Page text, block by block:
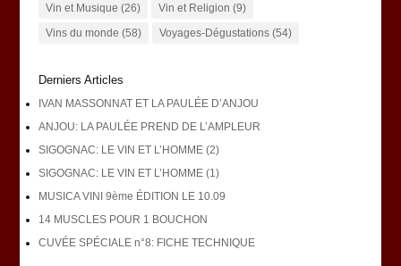
Vin et Musique (26) Vin et Religion (9)
Vins du monde (58) Voyages-Dégustations(54)
Derniers Articles
IVAN MASSONNAT ET LA PAULÉE D’ANJOU
ANJOU: LA PAULÉE PREND DE L’AMPLEUR
SIGOGNAC: LE VIN ET L’HOMME (2)
SIGOGNAC: LE VIN ET L’HOMME (1)
MUSICA VINI 9ème ÉDITION LE 10.09
14 MUSCLES POUR 1 BOUCHON
CUVÉE SPÉCIALE n°8: FICHE TECHNIQUE